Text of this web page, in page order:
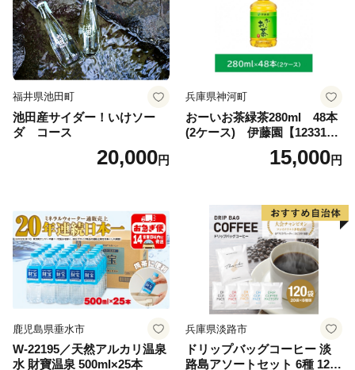
福井県池田町
池田産サイダー！いけソー
ダ コース
20,000円
兵庫県神河町
おーいお茶緑茶280ml 48本
(2ケース) 伊藤園【123317
15,000円
鹿児島県垂水市
W-22195／天然アルカリ温泉
水 財寶温泉 500ml×25本
兵庫県淡路市
ドリップバッグコーヒー 淡
路島アソートセット 6種 120